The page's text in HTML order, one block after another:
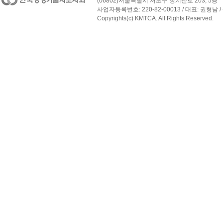
사업자등록번호: 220-82-00013 / 대표: 권형남
Copyrights(c) KMTCA. All Rights Reserved.